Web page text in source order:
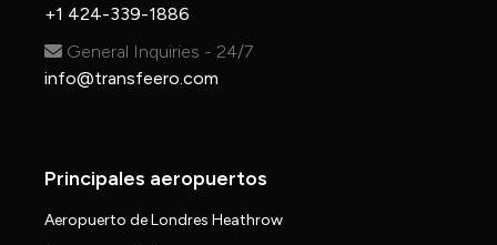
+1 424-339-1886
General Inquiries - 24/7
info@transfeero.com
Principales aeropuertos
Aeropuerto de Londres Heathrow